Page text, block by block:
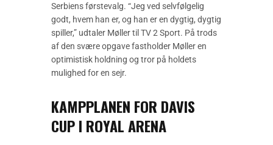
Serbiens førstevalg. “Jeg ved selvfølgelig
godt, hvem han er, og han er en dygtig, dygtig
spiller,” udtaler Møller til TV 2 Sport. På trods
af den svære opgave fastholder Møller en
optimistisk holdning og tror på holdets
mulighed for en sejr.
KAMPPLANEN FOR DAVIS
CUP I ROYAL ARENA